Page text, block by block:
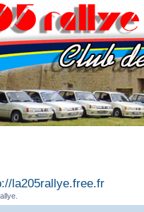
la205rallye.free.fr